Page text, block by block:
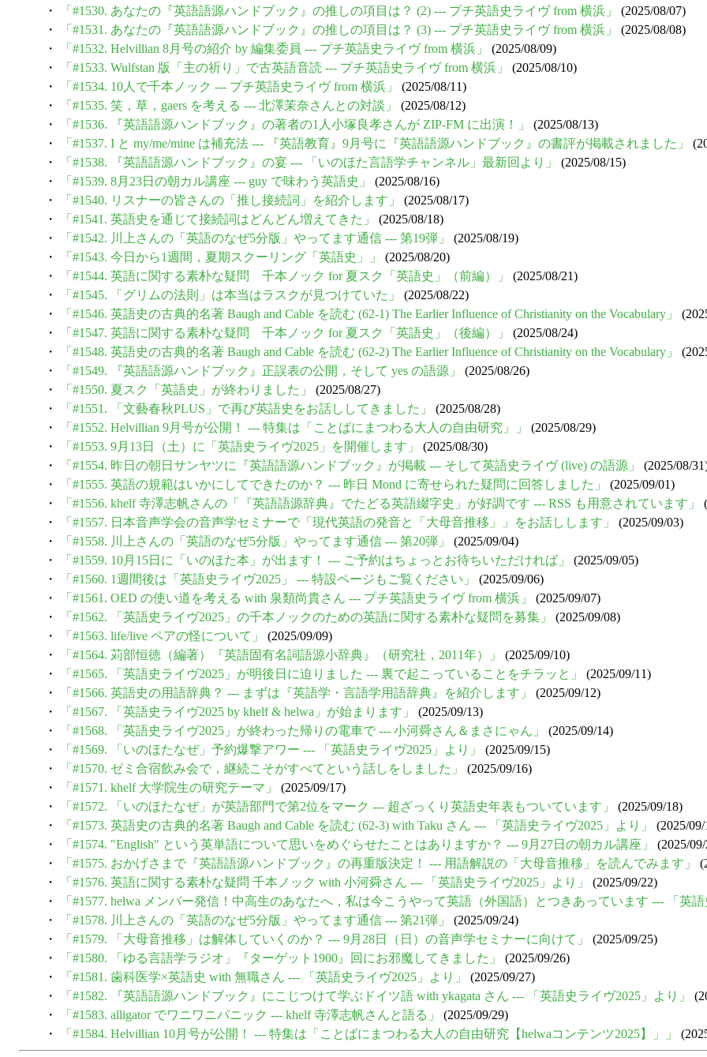
・
「#1530. あなたの『英語語源ハンドブック』の推しの項目は？ (2) --- プチ英語史ライヴ from 横浜」
(2025/08/07)
・
「#1531. あなたの『英語語源ハンドブック』の推しの項目は？ (3) --- プチ英語史ライヴ from 横浜」
(2025/08/08)
・
「#1532. Helvillian 8月号の紹介 by 編集委員 --- プチ英語史ライヴ from 横浜」
(2025/08/09)
・
「#1533. Wulfstan 版「主の祈り」で古英語音読 --- プチ英語史ライヴ from 横浜」
(2025/08/10)
・
「#1534. 10人で千本ノック --- プチ英語史ライヴ from 横浜」
(2025/08/11)
・
「#1535. 笑，草，gaers を考える --- 北澤茉奈さんとの対談」
(2025/08/12)
・
「#1536. 『英語語源ハンドブック』の著者の1人小塚良孝さんが ZIP-FM に出演！」
(2025/08/13)
・
「#1537. I と my/me/mine は補充法 --- 『英語教育』9月号に『英語語源ハンドブック』の書評が掲載されました」
・
「#1538. 『英語語源ハンドブック』の宴 --- 「いのほた言語学チャンネル」最新回より」
(2025/08/15)
・
「#1539. 8月23日の朝カル講座 --- guy で味わう英語史」
(2025/08/16)
・
「#1540. リスナーの皆さんの「推し接続詞」を紹介します」
(2025/08/17)
・
「#1541. 英語史を通じて接続詞はどんどん増えてきた」
(2025/08/18)
・
「#1542. 川上さんの「英語のなぜ5分版」やってます通信 --- 第19弾」
(2025/08/19)
・
「#1543. 今日から1週間，夏期スクーリング「英語史」」
(2025/08/20)
・
「#1544. 英語に関する素朴な疑問 千本ノック for 夏スク「英語史」（前編）」
(2025/08/21)
・
「#1545. 「グリムの法則」は本当はラスクが見つけていた」
(2025/08/22)
・
「#1546. 英語史の古典的名著 Baugh and Cable を読む (62-1) The Earlier Influence of Christianity on the Vocabulary」
・
「#1547. 英語に関する素朴な疑問 千本ノック for 夏スク「英語史」（後編）」
(2025/08/24)
・
「#1548. 英語史の古典的名著 Baugh and Cable を読む (62-2) The Earlier Influence of Christianity on the Vocabulary」
・
「#1549. 『英語語源ハンドブック』正誤表の公開，そして yes の語源」
(2025/08/26)
・
「#1550. 夏スク「英語史」が終わりました」
(2025/08/27)
・
「#1551. 「文藝春秋PLUS」で再び英語史をお話ししてきました」
(2025/08/28)
・
「#1552. Helvillian 9月号が公開！ --- 特集は「ことばにまつわる大人の自由研究」」
(2025/08/29)
・
「#1553. 9月13日（土）に「英語史ライヴ2025」を開催します」
(2025/08/30)
・
「#1554. 昨日の朝日サンヤツに『英語語源ハンドブック』が掲載 --- そして英語史ライヴ (live) の語源」
(2025/08/
・
「#1555. 英語の規範はいかにしてできたのか？ --- 昨日 Mond に寄せられた疑問に回答しました」
(2025/09/01)
・
「#1556. khelf 寺澤志帆さんの「『英語語源辞典』でたどる英語綴字史」が好調です --- RSS も用意されています」
・
「#1557. 日本音声学会の音声学セミナーで「現代英語の発音と「大母音推移」」をお話しします」
(2025/09/03)
・
「#1558. 川上さんの「英語のなぜ5分版」やってます通信 --- 第20弾」
(2025/09/04)
・
「#1559. 10月15日に「いのほた本」が出ます！ --- ご予約はちょっとお待ちいただければ」
(2025/09/05)
・
「#1560. 1週間後は「英語史ライヴ2025」 --- 特設ページもご覧ください」
(2025/09/06)
・
「#1561. OED の使い道を考える with 泉類尚貴さん --- プチ英語史ライヴ from 横浜」
(2025/09/07)
・
「#1562. 「英語史ライヴ2025」の千本ノックのための英語に関する素朴な疑問を募集」
(2025/09/08)
・
「#1563. life/live ペアの怪について」
(2025/09/09)
・
「#1564. 苅部恒徳（編著）『英語固有名詞語源小辞典』（研究社，2011年）」
(2025/09/10)
・
「#1565. 「英語史ライヴ2025」が明後日に迫りました --- 裏で起こっていることをチラッと」
(2025/09/11)
・
「#1566. 英語史の用語辞典？ --- まずは『英語学・言語学用語辞典』を紹介します」
(2025/09/12)
・
「#1567. 「英語史ライヴ2025 by khelf & helwa」が始まります」
(2025/09/13)
・
「#1568. 「英語史ライヴ2025」が終わった帰りの電車で --- 小河舜さん＆まさにゃん」
(2025/09/14)
・
「#1569. 「いのほたなぜ」予約爆撃アワー --- 「英語史ライヴ2025」より」
(2025/09/15)
・
「#1570. ゼミ合宿飲み会で，継続こそがすべてという話しをしました」
(2025/09/16)
・
「#1571. khelf 大学院生の研究テーマ」
(2025/09/17)
・
「#1572. 「いのほたなぜ」が英語部門で第2位をマーク --- 超ざっくり英語史年表もついています」
(2025/09/18)
・
「#1573. 英語史の古典的名著 Baugh and Cable を読む (62-3) with Taku さん --- 「英語史ライヴ2025」より」
(2025/
・
「#1574. "English" という英単語について思いをめぐらせたことはありますか？ --- 9月27日の朝カル講座」
(2025/
・
「#1575. おかげさまで『英語語源ハンドブック』の再重版決定！ --- 用語解説の「大母音推移」を読んでみます」
・
「#1576. 英語に関する素朴な疑問 千本ノック with 小河舜さん --- 「英語史ライヴ2025」より」
(2025/09/22)
・
「#1577. helwa メンバー発信！中高生のあなたへ，私は今こうやって英語（外国語）とつきあっています --- 「英語
・
「#1578. 川上さんの「英語のなぜ5分版」やってます通信 --- 第21弾」
(2025/09/24)
・
「#1579. 「大母音推移」は解体していくのか？ --- 9月28日（日）の音声学セミナーに向けて」
(2025/09/25)
・
「#1580. 「ゆる言語学ラジオ」『ターゲット1900』回にお邪魔してきました」
(2025/09/26)
・
「#1581. 歯科医学×英語史 with 無職さん --- 「英語史ライヴ2025」より」
(2025/09/27)
・
「#1582. 『英語語源ハンドブック』にこじつけて学ぶドイツ語 with ykagata さん --- 「英語史ライヴ2025」より」
・
「#1583. alligator でワニワニパニック --- khelf 寺澤志帆さんと語る」
(2025/09/29)
・
「#1584. Helvillian 10月号が公開！ --- 特集は「ことばにまつわる大人の自由研究【helwaコンテンツ2025】」」